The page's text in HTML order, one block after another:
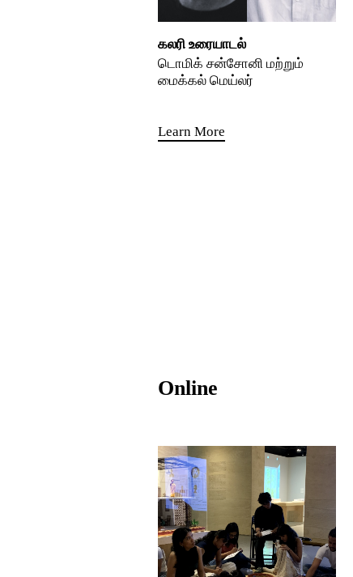
கலரி உரையாடல்
டொமிக் சன்சோனி மற்றும்
மைக்கல் மெய்லர்
Learn More
Online